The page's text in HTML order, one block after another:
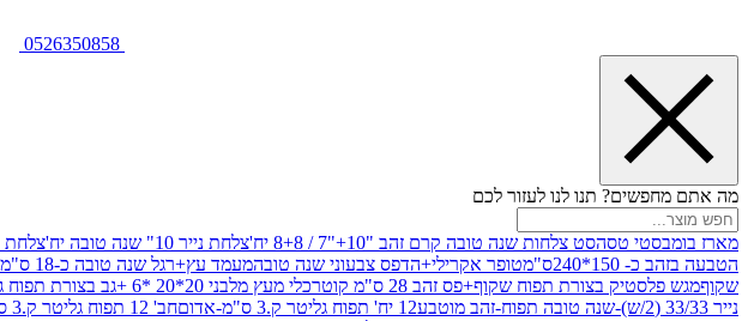
0526350858
מה אתם מחפשים? תנו לנו לעזור לכם
מארז בומבסטי טסהסט צלחות שנה טובה קרם זהב "10+"7 / 8+8 יח' צלחת נייר 10" שנה טובה יח' צלחת נייר 8" שנה
הטבעה בזהב כ- 150*240ס"מ
טופר אקרילי+הדפס צבעוני שנה טובהמעמד עץ+רגל שנה טובה כ-18 ס"מ
שקוףמגש פלסטיק בצורת תפוח שקוף+פס זהב 28 ס"מ קוטר כלי מעץ מלבני 20*20 *6 +גב בצורת תפוח ג.20 ס"מ-שנה טובה
נייר 33/33 (2/ש)-שנה טובה תפוח-זהב מוטבע
12 יח' תפוח גליטר ק.3 ס"מ-אדום חב' 12 תפוח גליטר ק.3 ס"מ-ירוק